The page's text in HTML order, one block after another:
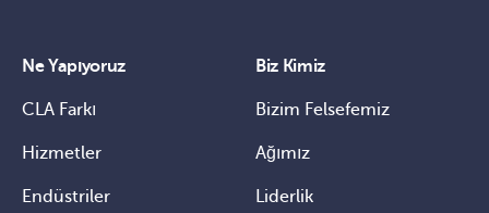
Ne Yapıyoruz
CLA Farkı
Hizmetler
Endüstriler
Biz Kimiz
Bizim Felsefemiz
Ağımız
Liderlik